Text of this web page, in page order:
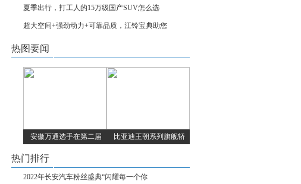
夏季出行，打工人的15万级国产SUV怎么选
超大空间+强劲动力+可靠品质，江铃宝典助您
热图要闻
安徽万通选手在第二届 比亚迪王朝系列旗舰轿
热门排行
2022年长安汽车粉丝盛典“闪耀每一个你